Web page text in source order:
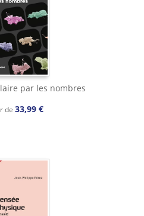
par les nombres
de 33,99 €